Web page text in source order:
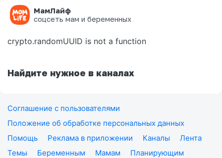
МамЛайф
соцсеть мам и беременных
Ошибка на странице
crypto.randomUUID is not a function
Найдите нужное в каналах
Соглашение с пользователями
Положение об обработке персональных данных
Помощь
Реклама в приложении Каналы
Лента
Темы
Беременным Мамам
Планирующим